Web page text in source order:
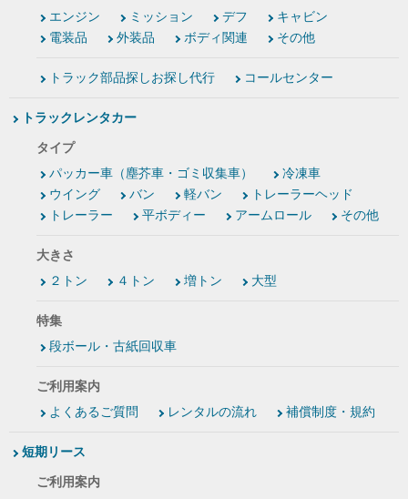
エンジン
ミッション デフ
キャビン
電装品
外装品 ボディ関連 その他
トラック部品探しお探し代行 コールセンター
トラックレンタカー
タイプ
パッカー車（塵芥車・ゴミ収集車）
冷凍車
ウイング
バン 軽バン
トレーラーヘッド
トレーラー
平ボディー アームロール その他
大きさ
２トン
４トン 増トン 大型
特集
段ボール・古紙回収車
ご利用案内
よくあるご質問
レンタルの流れ 補償制度・規約
短期リース
ご利用案内